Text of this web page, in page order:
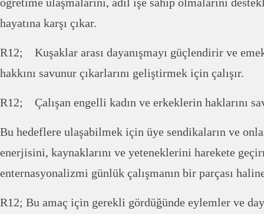
hayatına karşı çıkar.
R12; Kuşaklar arası dayanışmayı güçlendirir ve
hakkını savunur çıkarlarını geliştirmek için çalışır.
R12; Çalışan engelli kadın ve erkeklerin haklarını
Bu hedeflere ulaşabilmek için üye sendikaların ve
enerjisini, kaynaklarını ve yeteneklerini harekete
enternasyonalizmi günlük çalışmanın bir parçası
R12; Bu amaç için gerekli gördüğünde eylemler ve